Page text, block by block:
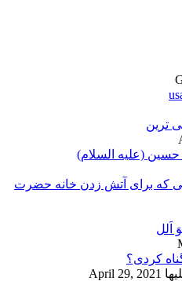
ترین
حسین (علیه السلام)
که برای آتش زدن خانه حضرت
اَلل
کردی؟
April 29, 2021